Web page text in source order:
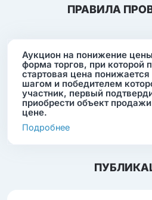
ПРАВИЛА
Аукцион на понижение
форма торгов, при которой
стартовая цена
шагом и победителем
участник, первый
приобрести объект
цене.
Подробнее